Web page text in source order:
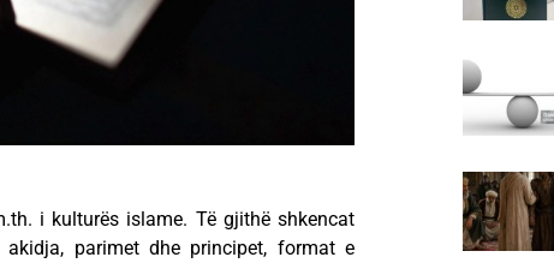
i kulturës islame. Të gjithë shkencat
parimet dhe principet, format e